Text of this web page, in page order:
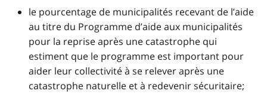
le pourcentage de municipalités recevant de l’aide
au titre du Programme d’aide aux municipalités
pour la reprise après une catastrophe qui
estiment que le programme est important pour
aider leur collectivité à se relever après une
catastrophe naturelle et à redevenir sécuritaire;